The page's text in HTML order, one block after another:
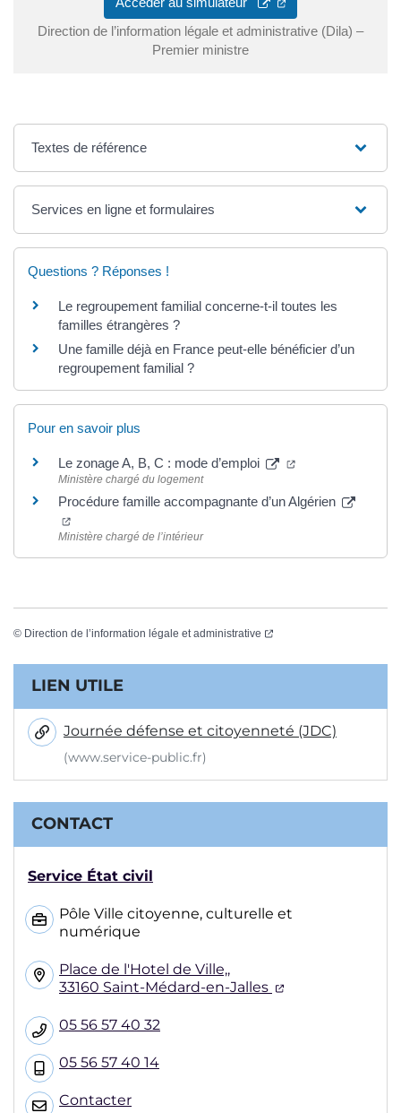
Direction de l’information légale et administrative (Dila) –
Premier ministre
Textes de référence
Services en ligne et formulaires
Questions ? Réponses !
Le regroupement familial concerne-t-il toutes les
familles étrangères ?
Une famille déjà en France peut-elle bénéficier d’un
regroupement familial ?
Pour en savoir plus
Le zonage A, B, C : mode d’emploi (ouverture dans
Ministère chargé du logement
Procédure famille accompagnante d’un Algérien
(ouverture dans un nouvel onglet)
Ministère chargé de l’intérieur
© Direction de l’information légale et administrative (ouverture dans un
Informations complémentaires
LIEN UTILE
Journée défense et citoyenneté (JDC)
(www.service-public.fr)
CONTACT
Service État civil
Pôle Ville citoyenne, culturelle et
numérique
Place de l'Hotel de Ville,,
33160 Saint-Médard-en-Jalles
(ouverture
05 56 57 40 32
05 56 57 40 14
Contacter